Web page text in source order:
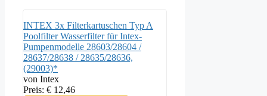
INTEX 3x Filterkartuschen Typ A
Poolfilter Wasserfilter für Intex-
Pumpenmodelle 28603/28604 /
28637/28638 / 28635/28636,
(29003)*
von Intex
Preis: € 12,46